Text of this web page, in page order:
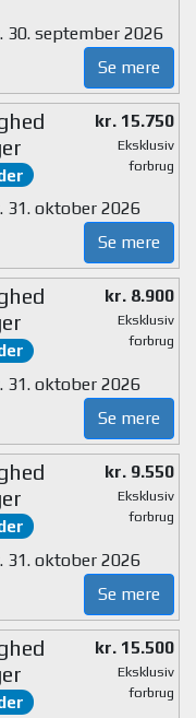
30. september 2026
Se mere
kr. 15.750
Eksklusiv
forbrug
31. oktober 2026
Se mere
kr. 8.900
Eksklusiv
forbrug
31. oktober 2026
Se mere
kr. 9.550
Eksklusiv
forbrug
31. oktober 2026
Se mere
kr. 15.500
Eksklusiv
forbrug